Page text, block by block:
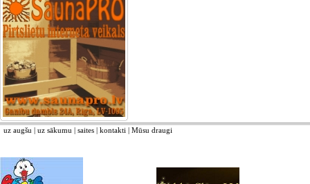
uz augšu | uz sākumu | saites | kontakti | Mūsu draugi